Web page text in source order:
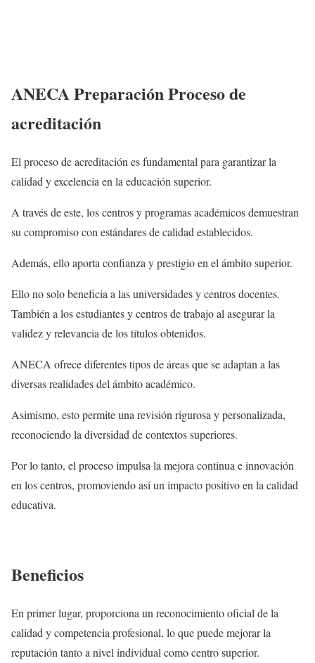
ANECA Preparación Proceso de
acreditación
El proceso de acreditación es fundamental para garantizar la
calidad y excelencia en la educación superior.
A través de este, los centros y programas académicos demuestran
su compromiso con estándares de calidad establecidos.
Además, ello aporta confianza y prestigio en el ámbito superior.
Ello no solo beneficia a las universidades y centros docentes.
También a los estudiantes y centros de trabajo al asegurar la
validez y relevancia de los títulos obtenidos.
ANECA ofrece diferentes tipos de áreas que se adaptan a las
diversas realidades del ámbito académico.
Asimismo, esto permite una revisión rigurosa y personalizada,
reconociendo la diversidad de contextos superiores.
Por lo tanto, el proceso impulsa la mejora continua e innovación
en los centros, promoviendo así un impacto positivo en la calidad
educativa.
Beneficios
En primer lugar, proporciona un reconocimiento oficial de la
calidad y competencia profesional, lo que puede mejorar la
reputación tanto a nivel individual como centro superior.